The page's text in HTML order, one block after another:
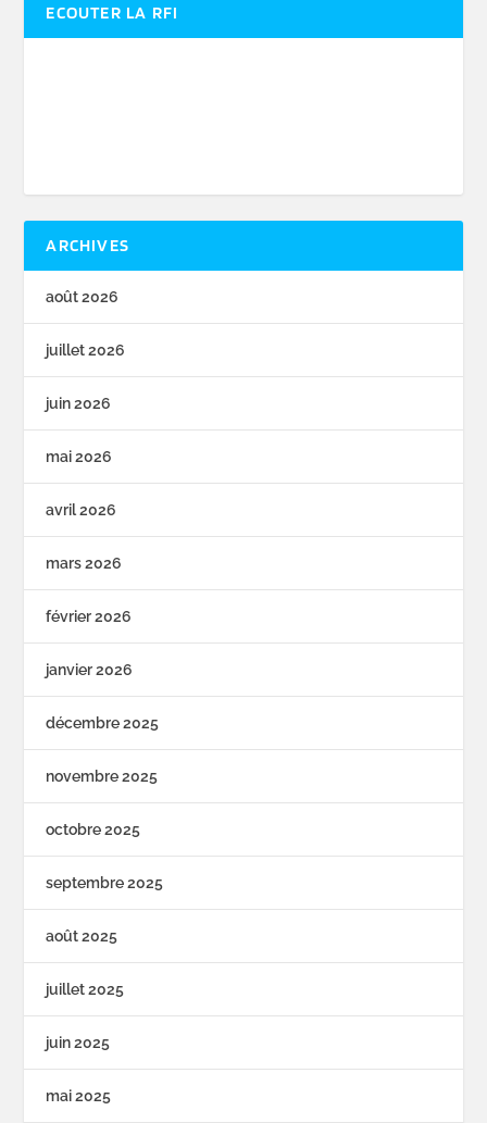
ECOUTER LA RFI
ARCHIVES
août 2026
juillet 2026
juin 2026
mai 2026
avril 2026
mars 2026
février 2026
janvier 2026
décembre 2025
novembre 2025
octobre 2025
septembre 2025
août 2025
juillet 2025
juin 2025
mai 2025